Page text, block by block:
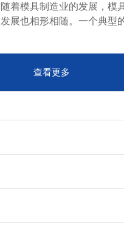
随着模具制造业的发展，模
发展也相形相随。一个典型
查看更多